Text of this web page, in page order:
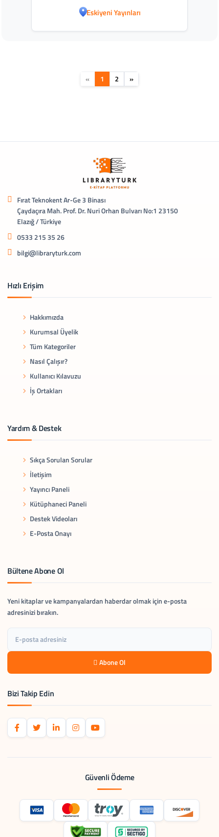
Eskiyeni Yayınları
« 1 2 »
Fırat Teknokent Ar-Ge 3 Binası
Çaydaçıra Mah. Prof. Dr. Nuri Orhan Bulvarı No:1 23150
Elazığ / Türkiye
0533 215 35 26
bilgi@libraryturk.com
Hızlı Erişim
Hakkımızda
Kurumsal Üyelik
Tüm Kategoriler
Nasıl Çalışır?
Kullanıcı Kılavuzu
İş Ortakları
Yardım & Destek
Sıkça Sorulan Sorular
İletişim
Yayıncı Paneli
Kütüphaneci Paneli
Destek Videoları
E-Posta Onayı
Bültene Abone Ol
Yeni kitaplar ve kampanyalardan haberdar olmak için e-posta
adresinizi bırakın.
Abone Ol
Bizi Takip Edin
Güvenli Ödeme